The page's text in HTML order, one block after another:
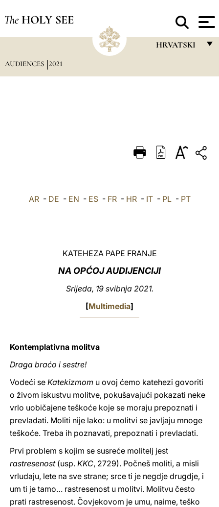
The HOLY SEE
HRVATSKI
DEUTSCH
العربيّة
AUDIENCES 2021
AR- DE - EN - ES- FR- HR- IT- PL- PT
KATEHEZA PAPE FRANJE
NA OPĆOJ AUDIJENCIJI
Srijeda, 19 svibnja 2021.
[Multimedia]
Kontemplativna molitva
Draga braćo i sestre!
Vodeći se Katekizmom u ovoj ćemo katehezi govoriti
o živom iskustvu molitve, pokušavajući pokazati neke
vrlo uobičajene teškoće koje se moraju prepoznati i
prevladati. Moliti nije lako: u molitvi se javljaju mnoge
teškoće. Treba ih poznavati, prepoznati i prevladati.
Prvi problem s kojim se susreće molitelj jest
rastresenost(usp. KKC, 2729). Počneš moliti, a misli
vrludaju, lete na sve strane; srce ti je negdje drugdje, i
um ti je tamo… rastresenost u molitvi. Molitvu često
prati rastresenost. Čovjekovom je umu, naime, teško